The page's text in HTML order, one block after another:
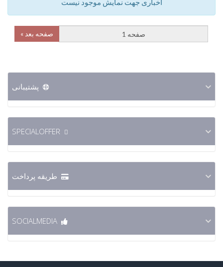
اخباری جهت نمایش موجود نیست
صفحه بعد »
پشتیبانی
طریقه پرداخت